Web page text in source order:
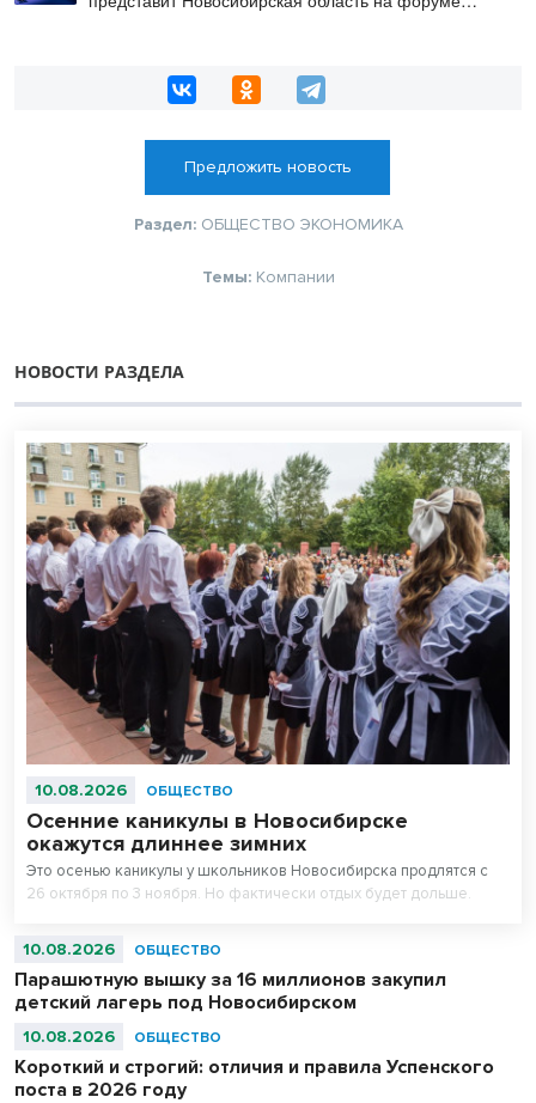
Предложить новость
Раздел: ОБЩЕСТВО ЭКОНОМИКА
Темы: Компании
НОВОСТИ РАЗДЕЛА
10.08.2026 ОБЩЕСТВО
Осенние каникулы в Новосибирске
окажутся длиннее зимних
Это осенью каникулы у школьников Новосибирска продлятся с
26 октября по 3 ноября. Но фактически отдых будет дольше.
10.08.2026 ОБЩЕСТВО
Парашютную вышку за 16 миллионов закупил
детский лагерь под Новосибирском
10.08.2026 ОБЩЕСТВО
Короткий и строгий: отличия и правила Успенского
поста в 2026 году